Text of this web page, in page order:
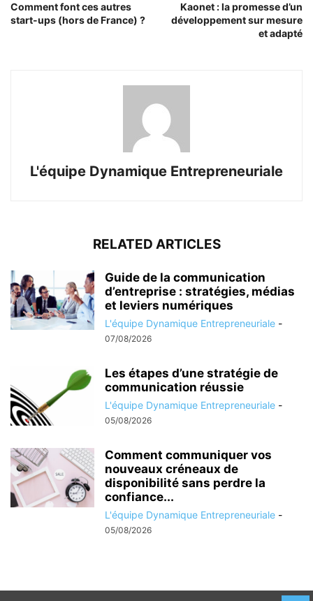
Comment font ces autres
start-ups (hors de France) ?
Kaonet : la promesse d’un
développement sur mesure
et adapté
L'équipe Dynamique Entrepreneuriale
RELATED ARTICLES
Guide de la communication
d’entreprise : stratégies, médias
et leviers numériques
L'équipe Dynamique Entrepreneuriale -
07/08/2026
Les étapes d’une stratégie de
communication réussie
L'équipe Dynamique Entrepreneuriale -
05/08/2026
Comment communiquer vos
nouveaux créneaux de
disponibilité sans perdre la
confiance...
L'équipe Dynamique Entrepreneuriale -
05/08/2026